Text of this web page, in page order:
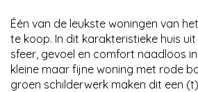
Één van de leukste woningen van
te koop. In dit karakteristieke huis
sfeer, gevoel en comfort naadloos
kleine maar fijne woning met rode
groen schilderwerk maken dit een